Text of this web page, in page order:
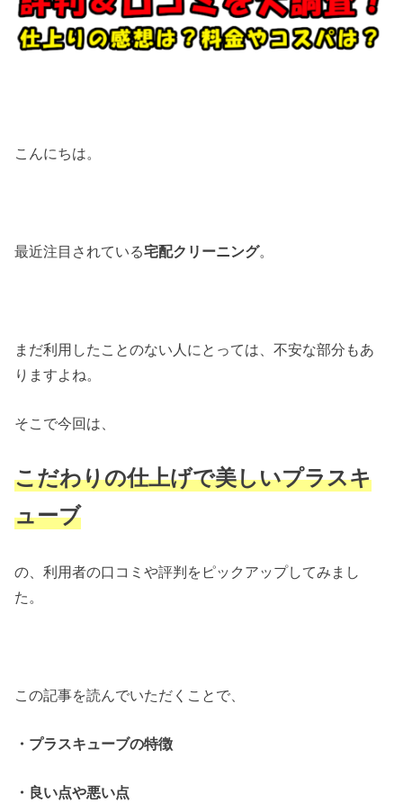
こんにちは。
最近注目されている宅配クリーニング。
まだ利用したことのない人にとっては、不安な部分もあ
りますよね。
そこで今回は、
こだわりの仕上げで美しいプラスキ
ューブ
の、利用者の口コミや評判をピックアップしてみまし
た。
この記事を読んでいただくことで、
・プラスキューブの特徴
・良い点や悪い点